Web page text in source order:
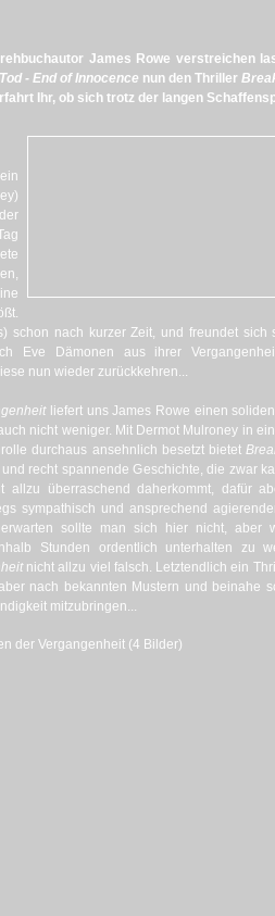
James Rowe verstreichen
- End of Innocence nun den Thriller
Ihr, ob sich trotz der langen
schon nach kurzer Zeit, und freundet sich
Eve Dämonen aus ihrer
nun wieder zurückkehren...
liefert uns James Rowe einen
nicht weniger. Mit Dermot Mulroney in
durchaus ansehnlich besetzt bietet
recht spannende Geschichte, die zwar
allzu überraschend daherkommt, dafür
sympathisch und ansprechend
sollte man sich hier nicht, aber
Stunden ordentlich unterhalten zu
nicht allzu viel falsch. Letztendlich ein
nach bekannten Mustern und beinahe
mitzubringen...
der Vergangenheit (4 Bilder)